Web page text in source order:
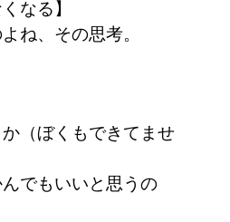
なる】
ね、その思考。
（ぼくもできてませ
でもいいと思うの